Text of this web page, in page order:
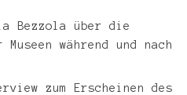
Bezzola über die
während und nach
zum Erscheinen des